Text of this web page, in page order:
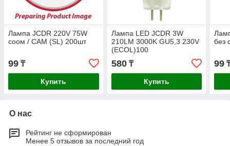
Лампа JCDR 220V 75W
соом / CAM (SL) 200шт
99 ₸
Купить
Лампа LED JCDR 3W
210LM 3000K GU5,3 230V
(ECOL)100
580₸
Купить
без
99
О нас
Рейтинг не сформирован
Менее 5 отзывов за последний год